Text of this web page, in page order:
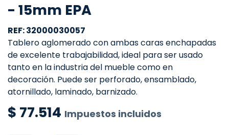
- 15mm EPA
REF: 32000030057
Tablero aglomerado con ambas caras enchapadas
de excelente trabajabilidad, ideal para ser usado
tanto en la industria del mueble como en
decoración. Puede ser perforado, ensamblado,
atornillado, laminado, barnizado.
$ 77.514 Impuestos incluidos